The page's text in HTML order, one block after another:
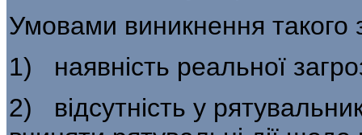
Умовами виникнення такого
1) наявність реальної
2) відсутність у